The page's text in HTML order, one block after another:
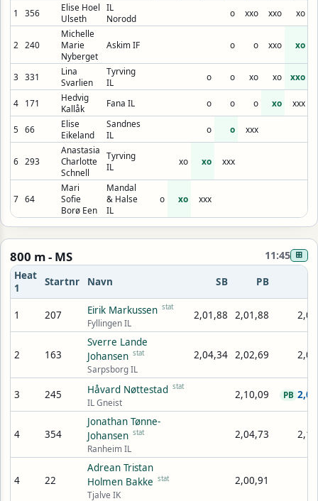
1
356
Elise Hoel
Ulseth
IL
Norodd
o xxo xxo xo
2 240
Michelle
Marie
Nyberget
Askim IF o o xxo xo
3 331
Lina
Svarlien
Tyrving
IL
o o xo xo xxo
4 171
Hedvig
Kallåk
Fana IL o o o xo xxx
5 66
Elise
Eikeland
Sandnes
IL
o o xxx
6 293
Anastasia
Charlotte
Schnell
Tyrving
IL
xo xo xxx
7 64
Mari
Sofie
Borø Een
Mandal
& Halse
IL
o xo xxx
800 m - MS 11:45 ⊞
Heat
1
Startnr Navn SB PB
1 207 Eirik Markussen stat
Fyllingen IL
2,01,88 2,01,88
2 163
Sverre Lande
Johansen stat
Sarpsborg IL
2,04,34 2,02,69
3 245 Håvard Nøttestad stat
IL Gneist
2,10,09 PB
4 354
Jonathan Tønne-
Johansen stat
Ranheim IL
2,04,73
4 22
Adrean Tristan
Holmen Bakke stat
Tjalve IK
2,00,91